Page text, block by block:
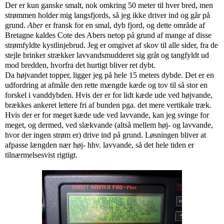
Der er kun ganske smalt, nok omkring 50 meter til hver bred, men
strømmen holder mig langsfjords, så jeg ikke driver ind og går på
grund. Aberer fransk for en smal, dyb fjord, og dette område af
Bretagne kaldes Cote des Abers netop på grund af mange af disse
strømfyldte kystlinjebrud. Jeg er omgivet af skov til alle sider, fra de
stejle brinker strækker lavvandsmudderet sig gråt og tangfyldt ud
mod bredden, hvorfra det hurtigt bliver ret dybt.
Da højvandet topper, ligger jeg på hele 15 meters dybde. Det er en
udfordring at afmåle den rette mængde kæde og tov til så stor en
forskel i vanddybden. Hvis der er for lidt kæde ude ved højvande,
brækkes ankeret lettere fri af bunden pga. det mere vertikale træk.
Hvis der er for meget kæde ude ved lavvande, kan jeg svinge for
meget, og dermed, ved slækvande (altså mellem høj- og lavvande,
hvor der ingen strøm er) drive ind på grund. Løsningen bliver at
afpasse længden nær høj- hhv. lavvande, så det hele tiden er
tilnærmelsesvist rigtigt.